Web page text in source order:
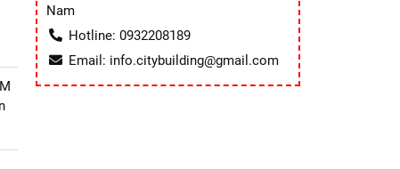
Nam
Hotline: 0932208189
Email: info.citybuilding@gmail.com